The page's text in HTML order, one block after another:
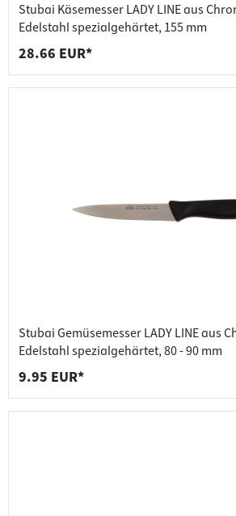
Stubai Käsemesser LADY LINE aus
Edelstahl spezialgehärtet, 155 mm
28.66 EUR*
Stubai Gemüsemesser LADY LINE aus
Edelstahl spezialgehärtet, 80 - 90 mm
9.95 EUR*